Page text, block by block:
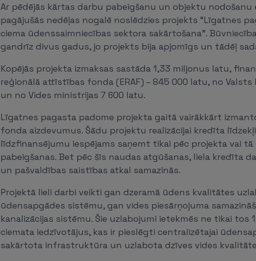
Ar pēdējās kārtas darbu pabeigšanu un objektu nodošanu
pagājušās nedēļas nogalē noslēdzies projekts “Līgatnes
ciema ūdenssaimniecības sektora sakārtošana”.
gandrīz divus gadus, jo projekts bija apjomīgs un tādēļ
Kopējās projekta izmaksas sastāda 1,33 miljonus latu,
reģionālā attīstības fonda (ERAF) – 845 000 latu, no
un no Vides ministrijas 7 600 latu.
Līgatnes pagasta padome projekta gaitā vairākkārt
fonda aizdevumus. Šādu projektu realizācijai kredīta līdzekļi
līdzfinansējumu iespējams saņemt tikai pēc projekta vai
pabeigšanas. Bet pēc šīs naudas atgūšanas, liela kredīta
un pašvaldības saistības atkal samazinās.
Projektā lieli darbi veikti gan dzeramā ūdens kvalitātes
ūdensapgādes sistēmu, gan vides piesārņojuma
kanalizācijas sistēmu. Šie uzlabojumi ietekmēs ne tikai tos
ciemata iedzīvotājus, kas ir pieslēgti centralizētajai
sakārtota infrastruktūra un uzlabota dzīves vides